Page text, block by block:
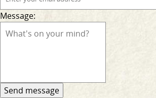
Message: